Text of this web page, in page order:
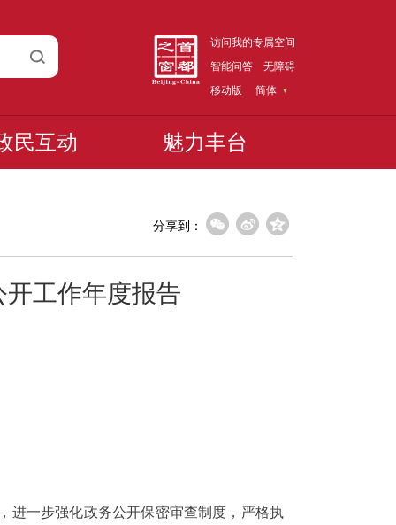
访问我的专属空间
智能问答
无障碍
移动版
简体
民互动 魅力丰台
分享到：
工作年度报告
进一步强化政务公开保密审查制度，严格执